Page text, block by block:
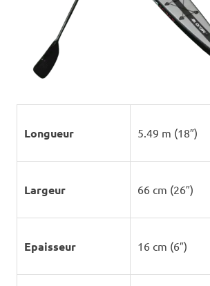
Longueur 5.49 m (18″)
Largeur 66 cm (26″)
Epaisseur 16 cm (6″)